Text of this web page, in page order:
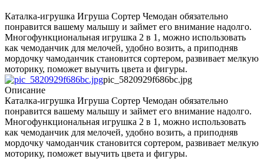
Каталка-игрушка Игруша Сортер Чемодан обязательно
понравится вашему малышу и займет его внимание надолго.
Многофункциональная игрушка 2 в 1, можно использовать
как чемоданчик для мелочей, удобно возить, а приподняв
мордочку чамоданчик становится сортером, развивает мелкую
моторику, поможет выучить цвета и фигуры.
pic_5820929f686bc.jpg
Описание
Каталка-игрушка Игруша Сортер Чемодан обязательно
понравится вашему малышу и займет его внимание надолго.
Многофункциональная игрушка 2 в 1, можно использовать
как чемоданчик для мелочей, удобно возить, а приподняв
мордочку чамоданчик становится сортером, развивает мелкую
моторику, поможет выучить цвета и фигуры.